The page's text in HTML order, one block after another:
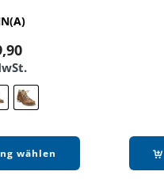
wählen